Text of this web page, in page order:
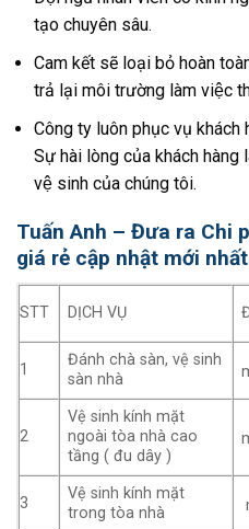
tạo chuyên sâu.
Cam kết sẽ loại bỏ hoàn
trả lại môi trường làm việc
Công ty luôn phục vụ khách
Sự hài lòng của khách
vệ sinh của chúng tôi.
Tuấn Anh – Đưa ra Chi
giá rẻ cập nhật mới
STT DỊCH VỤ
1
Đánh chà sàn, vệ sinh
sàn nhà
2
Vệ sinh kính mặt
ngoài tòa nhà cao
tầng ( đu dây )
3
Vệ sinh kính mặt
trong tòa nhà